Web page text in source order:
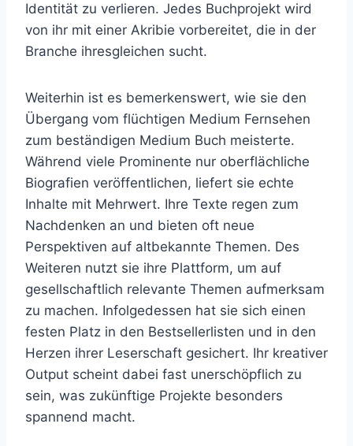
Identität zu verlieren. Jedes Buchprojekt wird
von ihr mit einer Akribie vorbereitet, die in der
Branche ihresgleichen sucht.
Weiterhin ist es bemerkenswert, wie sie den
Übergang vom flüchtigen Medium Fernsehen
zum beständigen Medium Buch meisterte.
Während viele Prominente nur oberflächliche
Biografien veröffentlichen, liefert sie echte
Inhalte mit Mehrwert. Ihre Texte regen zum
Nachdenken an und bieten oft neue
Perspektiven auf altbekannte Themen. Des
Weiteren nutzt sie ihre Plattform, um auf
gesellschaftlich relevante Themen aufmerksam
zu machen. Infolgedessen hat sie sich einen
festen Platz in den Bestsellerlisten und in den
Herzen ihrer Leserschaft gesichert. Ihr kreativer
Output scheint dabei fast unerschöpflich zu
sein, was zukünftige Projekte besonders
spannend macht.